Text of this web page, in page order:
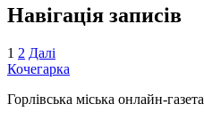
Навігація записів
1 2 Далі
Кочегарка
Горлівська міська онлайн-газета